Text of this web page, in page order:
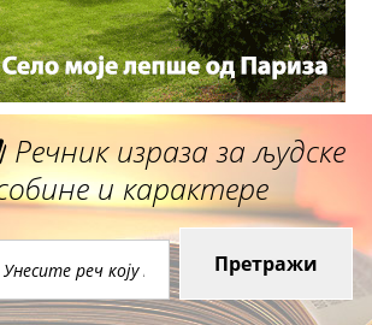
Речник израза за људске
и карактере
Претражи